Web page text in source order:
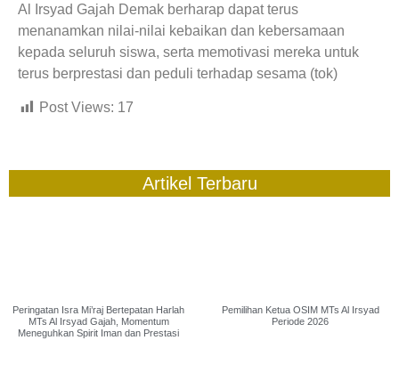
Al Irsyad Gajah Demak berharap dapat terus
menanamkan nilai-nilai kebaikan dan kebersamaan
kepada seluruh siswa, serta memotivasi mereka untuk
terus berprestasi dan peduli terhadap sesama (tok)
Post Views: 17
Artikel Terbaru
Peringatan Isra Mi’raj Bertepatan Harlah
MTs Al Irsyad Gajah, Momentum
Meneguhkan Spirit Iman dan Prestasi
Pemilihan Ketua OSIM MTs Al Irsyad
Periode 2026